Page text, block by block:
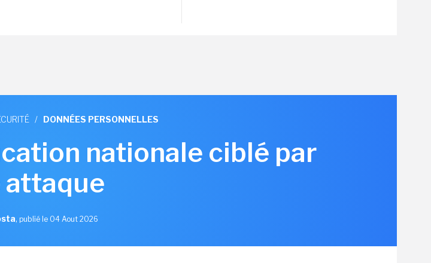
/ DONNÉES PERSONNELLES
nationale ciblé par
attaque
, publié le 04 Aout 2026